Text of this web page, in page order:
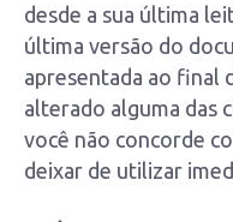
desde a sua última
última versão do
apresentada ao final
alterado alguma das
você não concorde
deixar de utilizar